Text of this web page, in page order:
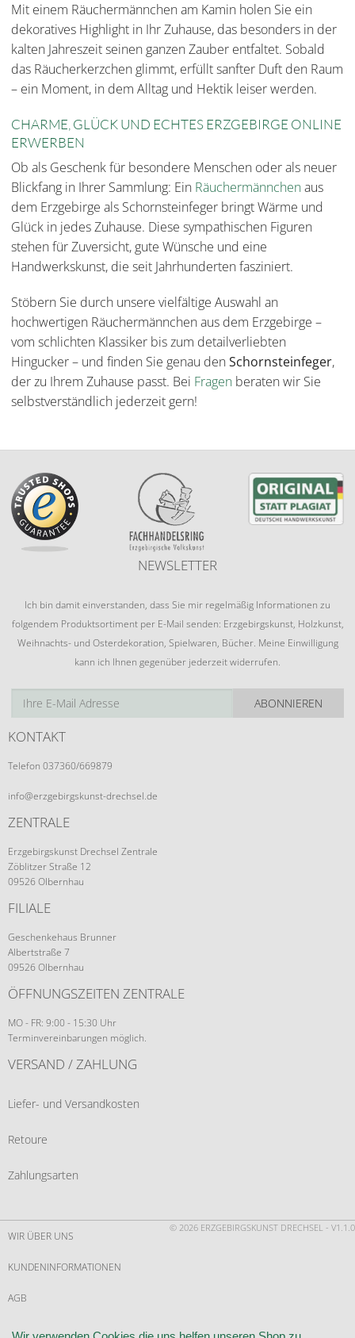
Mit einem Räuchermännchen am Kamin holen Sie ein
dekoratives Highlight in Ihr Zuhause, das besonders in der
kalten Jahreszeit seinen ganzen Zauber entfaltet. Sobald
das Räucherkerzchen glimmt, erfüllt sanfter Duft den Raum
– ein Moment, in dem Alltag und Hektik leiser werden.
CHARME, GLÜCK UND ECHTES ERZGEBIRGE ONLINE
ERWERBEN
Ob als Geschenk für besondere Menschen oder als neuer
Blickfang in Ihrer Sammlung: Ein Räuchermännchenaus
dem Erzgebirge als Schornsteinfeger bringt Wärme und
Glück in jedes Zuhause. Diese sympathischen Figuren
stehen für Zuversicht, gute Wünsche und eine
Handwerkskunst, die seit Jahrhunderten fasziniert.
Stöbern Sie durch unsere vielfältige Auswahl an
hochwertigen Räuchermännchen aus dem Erzgebirge –
vom schlichten Klassiker bis zum detailverliebten
Hingucker – und finden Sie genau denSchornsteinfeger,
der zu Ihrem Zuhause passt. Bei Fragen beraten wir Sie
selbstverständlich jederzeit gern!
NEWSLETTER
Ich bin damit einverstanden, dass Sie mir regelmäßig Informationen zu
folgendem Produktsortiment per E-Mail senden: Erzgebirgskunst, Holzkunst,
Weihnachts- und Osterdekoration, Spielwaren, Bücher. Meine Einwilligung
kann ich Ihnen gegenüber jederzeit widerrufen.
ABONNIEREN
KONTAKT
Telefon 037360/669879
info@erzgebirgskunst-drechsel.de
ZENTRALE
Erzgebirgskunst Drechsel Zentrale
Zöblitzer Straße 12
09526 Olbernhau
FILIALE
Geschenkehaus Brunner
Albertstraße 7
09526 Olbernhau
ÖFFNUNGSZEITEN ZENTRALE
MO - FR: 9:00 - 15:30 Uhr
Terminvereinbarungen möglich.
VERSAND / ZAHLUNG
Liefer- und Versandkosten
Retoure
Zahlungsarten
© 2026 ERZGEBIRGSKUNST DRECHSEL - V1.1.0
WIR ÜBER UNS
KUNDENINFORMATIONEN
AGB
WIDERRUF